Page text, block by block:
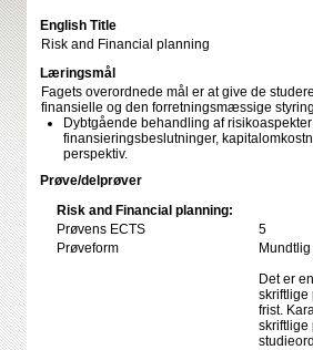
English Title
Risk and Financial planning
Læringsmål
Fagets overordnede mål er at give de
finansielle og den forretningsmæssige
Dybtgående behandling af
finansieringsbeslutninger,
perspektiv.
Prøve/delprøver
Risk and Financial planning:
Prøvens ECTS
5
Prøveform
Det er
skriftlige
frist.
skriftlige